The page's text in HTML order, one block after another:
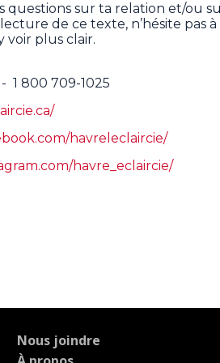
questions sur ta relation et/ou
de ce texte, n’hésite pas
voir plus clair.
1 800 709-1025
havreleclaircie/
havre_eclaircie/
Nous joindre